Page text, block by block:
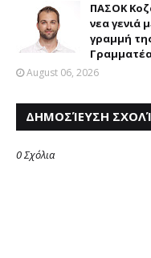
ΠΑΣΟΚ
νεα γενιά
γραμμή
August 06, 2026
ΔΗΜΟΣΊΕΥΣΗ
0 Σχόλια